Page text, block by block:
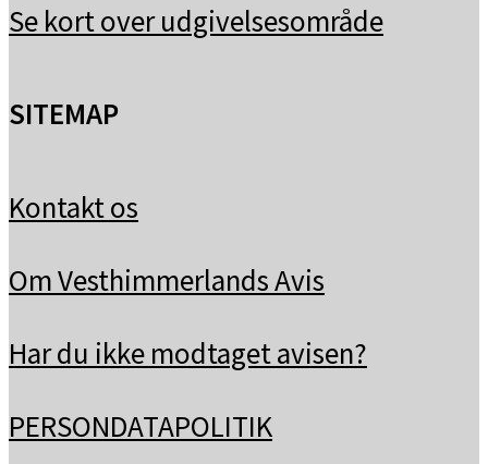
Se kort over udgivelsesområde
SITEMAP
Kontakt os
Om Vesthimmerlands Avis
Har du ikke modtaget avisen?
PERSONDATAPOLITIK